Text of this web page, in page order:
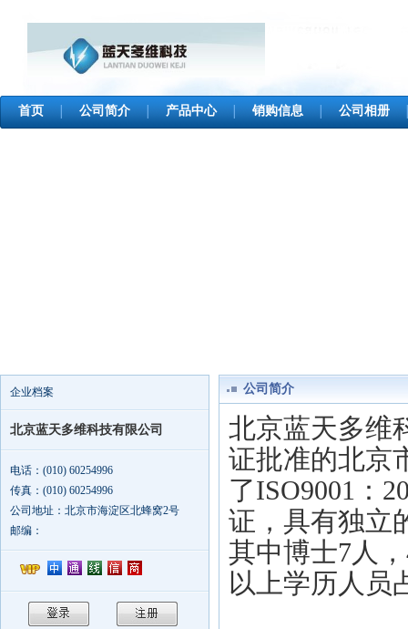
首页 公司简介 产品中心 销购信息 公司相册
企业档案
北京蓝天多维科技有限公司
电话：(010) 60254996
传真：(010) 60254996
公司地址：北京市海淀区北蜂窝2号
邮编：
公司简介
北京蓝天多维
证批准的北京
了ISO9001：
证，具有独立
其中博士7人
以上学历人员